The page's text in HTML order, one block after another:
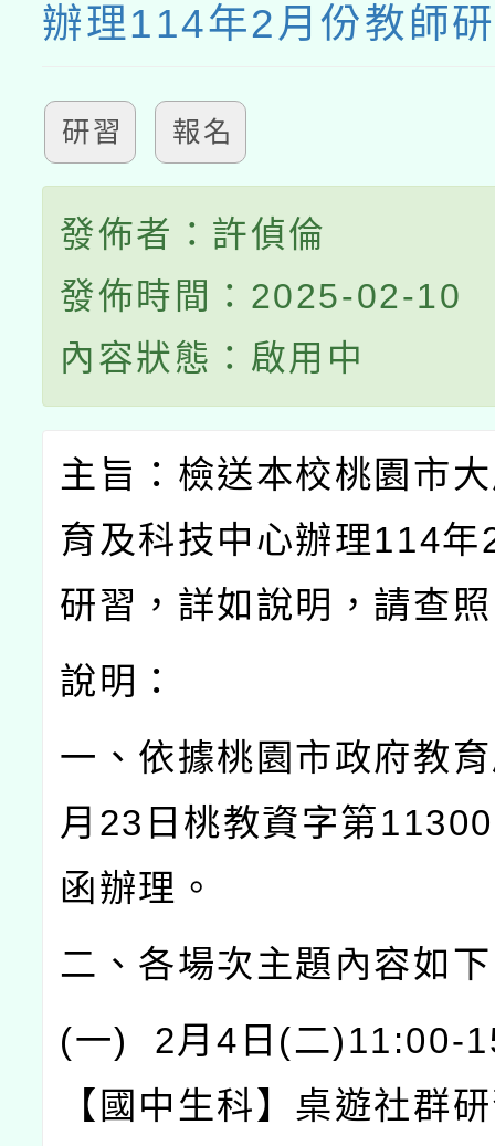
辦理114年2月份教師
研習 報名
發佈者：許偵倫
發佈時間：2025-02-10
內容狀態：啟用中
主旨：檢送本校桃園市
育及科技中心辦理114年
研習，詳如說明，請查
說明：
一、依據桃園市政府教
月 23 日桃教資字第
函辦理。
二、各場次主題內容如
(一) 2月 4 日 (二)11:00-
【國中生科】桌遊社群